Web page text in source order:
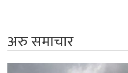
अरु समाचार